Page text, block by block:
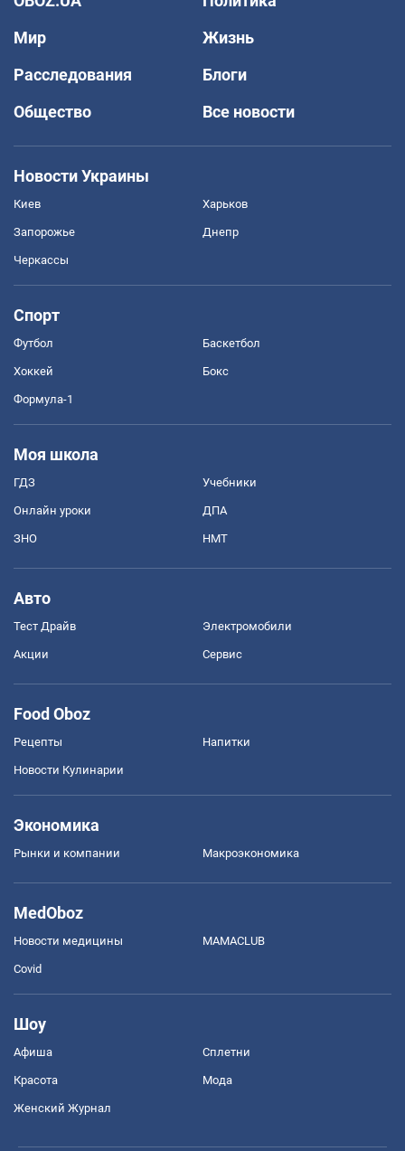
Мир
Жизнь
Расследования
Блоги
Общество
Все новости
Новости Украины
Киев Харьков
Запорожье Днепр
Черкассы
Спорт
Футбол Баскетбол
Хоккей Бокс
Формула-1
Моя школа
ГДЗ Учебники
Онлайн уроки ДПА
ЗНО НМТ
Авто
Тест Драйв Электромобили
Акции Сервис
Food Oboz
Рецепты Напитки
Новости Кулинарии
Экономика
Рынки и компании Mакроэкономика
MedOboz
Новости медицины MAMACLUB
Covid
Шоу
Афиша Сплетни
Красота Мода
Женский Журнал